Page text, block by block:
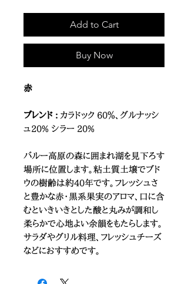
Add to Cart
Buy Now
赤
ブレンド : カラドック 60％、グルナッシ
ュ20% シラー 20%
バルー高原の森に囲まれ湖を見下ろす
場所に位置します。粘土質土壌でブド
ウの樹齢は約40年です。フレッシュさ
と豊かな赤・黒系果実のアロマ、口に含
むといきいきとした酸と丸みが調和し
柔らかで心地よい余韻をもたらします。
サラダやグリル料理、フレッシュチーズ
などにおすすめです。